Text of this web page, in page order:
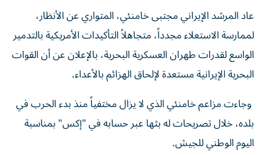
عاد المرشد الإيراني مجتبى خامنئي، المتواري عن الأنظار،
لممارسة الاستعلاء مجدداً، متجاهلاً التأكيدات الأمريكية بالتدمير
الواسع لقدرات طهران العسكرية البحرية، بالإعلان عن أن القوات
البحرية الإيرانية مستعدة لإلحاق الهزائم بالأعداء.
وجاءت مزاعم خامنئي الذي لا يزال مختفياً منذ بدء الحرب في
بلده، خلال تصريحات له بثها عبر حسابه في "إكس" بمناسبة
اليوم الوطني للجيش.